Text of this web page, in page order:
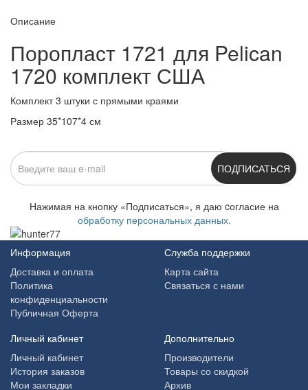
Описание
Поропласт 1721 для Pelican
1720 комплект США
Комплект 3 штуки с прямыми краями
Размер 35*107*4 см
ПОДПИСАТЬСЯ
Нажимая на кнопку «Подписаться», я даю cогласие на
обработку персональных данных.
Информация
Доставка и оплата
Политика
конфиденциальности
Публичная Оферта
Служба поддержки
Карта сайта
Связаться с нами
Личный кабинет
Личный кабинет
История заказов
Мои закладки
Дополнительно
Производители
Товары со скидкой
Архив